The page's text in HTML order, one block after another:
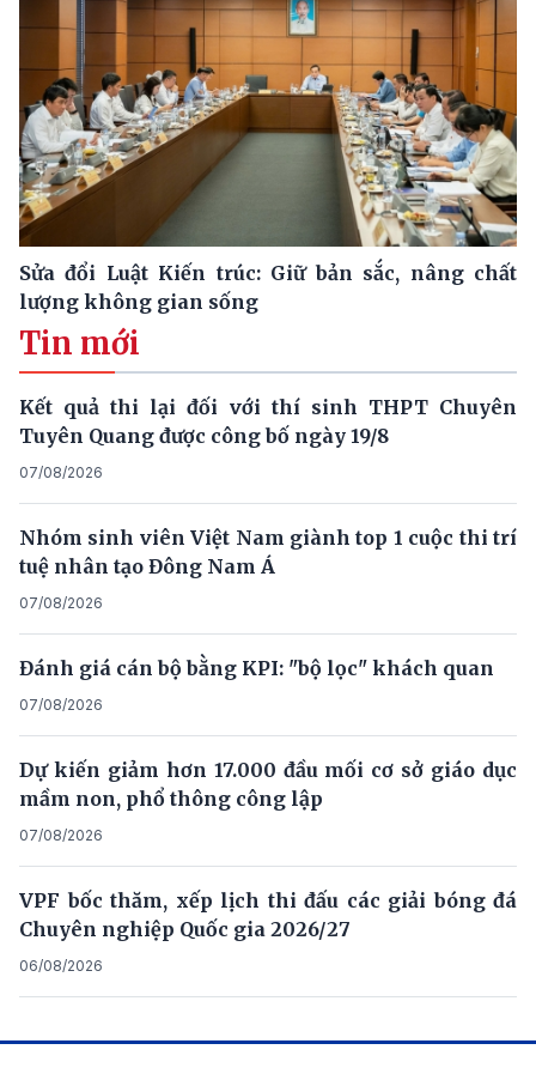
Sửa đổi Luật Kiến trúc: Giữ bản sắc, nâng chất
lượng không gian sống
Tin mới
Kết quả thi lại đối với thí sinh THPT Chuyên
Tuyên Quang được công bố ngày 19/8
07/08/2026
Nhóm sinh viên Việt Nam giành top 1 cuộc thi trí
tuệ nhân tạo Đông Nam Á
07/08/2026
Đánh giá cán bộ bằng KPI: "bộ lọc" khách quan
07/08/2026
Dự kiến giảm hơn 17.000 đầu mối cơ sở giáo dục
mầm non, phổ thông công lập
07/08/2026
VPF bốc thăm, xếp lịch thi đấu các giải bóng đá
Chuyên nghiệp Quốc gia 2026/27
06/08/2026